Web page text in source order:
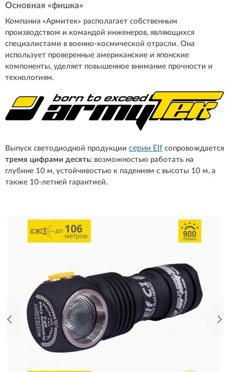
Основная «фишка»
Компания «Армитек» располагает собственным
производством и командой инженеров, являющихся
специалистами в военно-космической отрасли. Она
использует проверенные американские и японские
компоненты, уделяет повышенное внимание прочности и
технологиям.
Выпуск светодиодной продукции серии Elf сопровождается
тремя цифрами десять: возможностью работать на
глубине 10 м, устойчивостью к падениям с высоты 10 м, а
также 10-летней гарантией.